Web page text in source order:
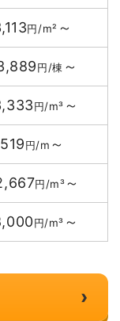
円/m² ～
円/棟 ～
円/m³ ～
519円/m ～
円/m³～
円/m³ ～
›